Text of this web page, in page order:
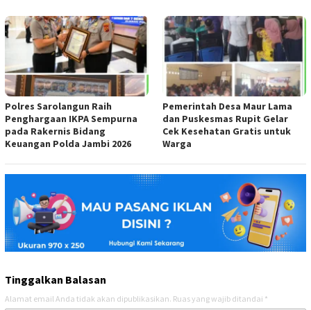
Polres Sarolangun Raih
Penghargaan IKPA Sempurna
pada Rakernis Bidang
Keuangan Polda Jambi 2026
Pemerintah Desa Maur Lama
dan Puskesmas Rupit Gelar
Cek Kesehatan Gratis untuk
Warga
Tinggalkan Balasan
Alamat email Anda tidak akan dipublikasikan. Ruas yang wajib ditandai *